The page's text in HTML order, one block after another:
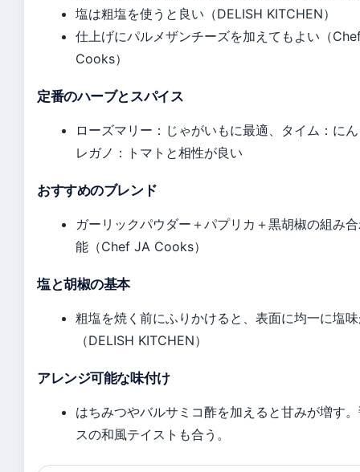
塩は粗塩を使うと良い（DELISH KITCHEN）
仕上げにパルメザンチーズを加えてもよい（
Cooks）
定番のハーブとスパイス
ローズマリー：じゃがいもに最適、タイム：に
レガノ：トマトと相性が良い
おすすめのブレンド
ガーリックパウダー＋パプリカ＋黒胡椒の組み
能（Chef JA Cooks）
塩と胡椒の基本
粗塩を焼く前にふりかけると、表面に均一に塩
（DELISH KITCHEN）
アレンジ可能な味付け
はちみつやバルサミコ酢を加えると甘みが増す
スの和風テイストも合う。